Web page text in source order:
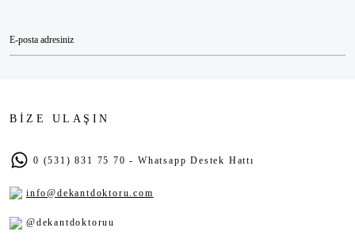
BİZE ULAŞIN
0 (531) 831 75 70 - Whatsapp Destek Hattı
info@dekantdoktoru.com
@dekantdoktoruu